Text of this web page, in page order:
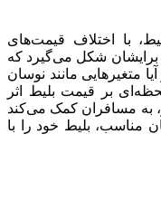
با اختلاف قیمت‌های
شکل می‌گیرد که
متغیرهایی مانند نوسان
بر قیمت بلیط اثر
به مسافران کمک می‌کند
مناسب، بلیط خود را با